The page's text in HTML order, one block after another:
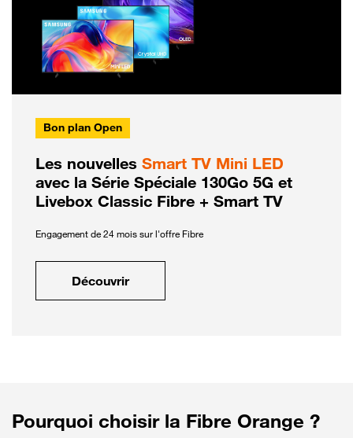
Bon plan Open
Les nouvelles Smart TV Mini LED
avec la Série Spéciale 130Go 5G et
Livebox Classic Fibre + Smart TV
Engagement de 24 mois sur l'offre Fibre
Découvrir
Pourquoi choisir la Fibre Orange ?